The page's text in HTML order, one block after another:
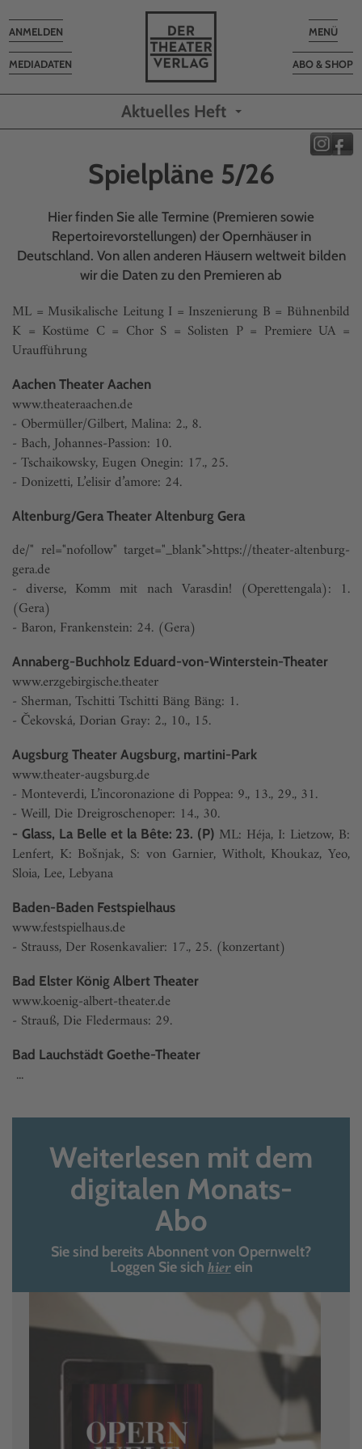
Toggle
MENÜ
ABO & SHOP
MEDIADATEN
Toggle
navigation
ANMELDEN
Aktuelles Heft
Spielpläne 5/26
Hier finden Sie alle Termine (Premieren sowie
Repertoirevorstellungen) der Opernhäuser in
Deutschland. Von allen anderen Häusern weltweit bilden
wir die Daten zu den Premieren ab
ML = Musikalische Leitung I = Inszenierung B = Bühnenbild
K = Kostüme C = Chor S = Solisten P = Premiere UA =
Uraufführung
Aachen Theater Aachen
www.theateraachen.de
- Obermüller/Gilbert, Malina: 2., 8.
- Bach, Johannes-Passion: 10.
- Tschaikowsky, Eugen Onegin: 17., 25.
- Donizetti, L’elisir d’amore: 24.
Altenburg/Gera Theater Altenburg Gera
de/" rel="nofollow" target="_blank">https://theater-altenburg-
gera.de
- diverse, Komm mit nach Varasdin! (Operettengala): 1.
(Gera)
- Baron, Frankenstein: 24. (Gera)
Annaberg-Buchholz Eduard-von-Winterstein-Theater
www.erzgebirgische.theater
- Sherman, Tschitti Tschitti Bäng Bäng: 1.
- Čekovská, Dorian Gray: 2., 10., 15.
Augsburg Theater Augsburg, martini-Park
www.theater-augsburg.de
- Monteverdi, L’incoronazione di Poppea: 9., 13., 29., 31.
- Weill, Die Dreigroschenoper: 14., 30.
- Glass, La Belle et la Bête: 23. (P) ML: Héja, I: Lietzow, B:
Lenfert, K: Bošnjak, S: von Garnier, Witholt, Khoukaz, Yeo,
Sloia, Lee, Lebyana
Baden-Baden Festspielhaus
www.festspielhaus.de
- Strauss, Der Rosenkavalier: 17., 25. (konzertant)
Bad Elster König Albert Theater
www.koenig-albert-theater.de
- Strauß, Die Fledermaus: 29.
Bad Lauchstädt Goethe-Theater
...
Weiterlesen mit dem
digitalen Monats-
Abo
Sie sind bereits Abonnent von Opernwelt?
Loggen Sie sich hierein